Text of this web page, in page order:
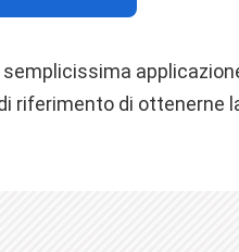
semplicissima
riferimento di ottenerne